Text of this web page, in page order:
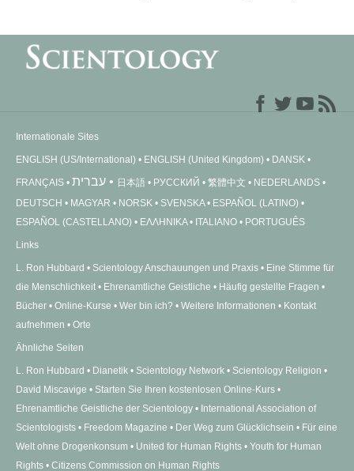
Internationale Sites
ENGLISH (US/International) ENGLISH (United Kingdom) DANSK
FRANÇAIS עברית 日本語 РУССКИЙ 繁體中文
NEDERLANDS
DEUTSCH
MAGYAR NORSK SVENSKA
ESPAÑOL (LATINO)
ESPAÑOL (CASTELLANO)
ΕΛΛΗΝΙΚA ITALIANO PORTUGUÊS
Links
L. Ron Hubbard Scientology Anschauungen und Praxis
Eine Stimme für
die Menschlichkeit
Ehrenamtliche Geistliche
Häufig gestellte Fragen
Bücher
Online-Kurse Wer bin ich? Weitere Informationen
Kontakt
aufnehmen
Orte
Ähnliche Seiten
L. Ron Hubbard Dianetik Scientology Network
Scientology Religion
David Miscavige
Starten Sie Ihren kostenlosen Online-Kurs
Ehrenamtliche Geistliche der Scientology
International Association of
Scientologists
Freedom Magazine Der Weg zum Glücklichsein
Für eine
Welt ohne Drogenkonsum
United for Human Rights
Youth for Human
Rights
Citizens Commission on Human Rights